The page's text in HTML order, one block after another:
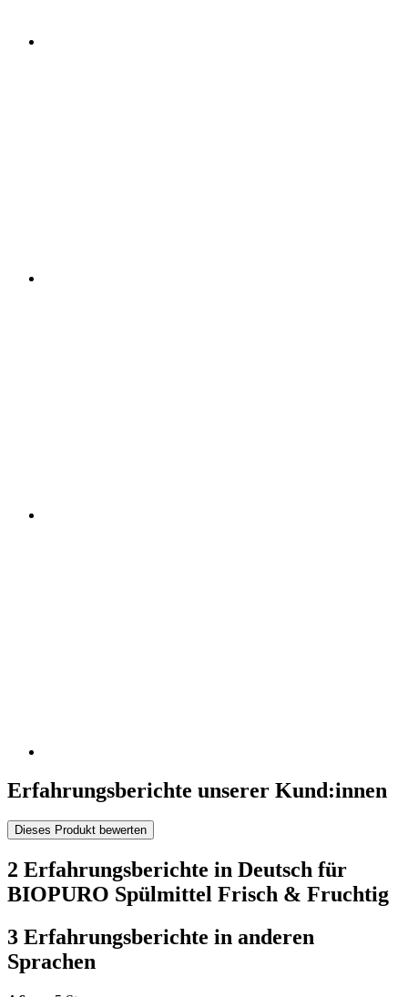
Erfahrungsberichte unserer Kund:innen
Dieses Produkt bewerten
2 Erfahrungsberichte in Deutsch für
BIOPURO Spülmittel Frisch & Fruchtig
3 Erfahrungsberichte in anderen
Sprachen